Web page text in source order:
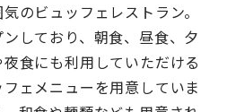
のビュッフェレストラン。
しており、朝食、昼食、夕
食にも利用していただける
ェメニューを用意していま